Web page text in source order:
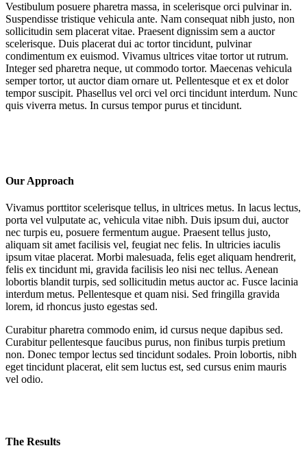
Vestibulum posuere pharetra massa, in scelerisque orci pulvinar in.
Suspendisse tristique vehicula ante. Nam consequat nibh justo, non
sollicitudin sem placerat vitae. Praesent dignissim sem a auctor
scelerisque. Duis placerat dui ac tortor tincidunt, pulvinar
condimentum ex euismod. Vivamus ultrices vitae tortor ut rutrum.
Integer sed pharetra neque, ut commodo tortor. Maecenas vehicula
semper tortor, ut auctor diam ornare ut. Pellentesque et ex et dolor
tempor suscipit. Phasellus vel orci vel orci tincidunt interdum. Nunc
quis viverra metus. In cursus tempor purus et tincidunt.
Our Approach
Vivamus porttitor scelerisque tellus, in ultrices metus. In lacus lectus,
porta vel vulputate ac, vehicula vitae nibh. Duis ipsum dui, auctor
nec turpis eu, posuere fermentum augue. Praesent tellus justo,
aliquam sit amet facilisis vel, feugiat nec felis. In ultricies iaculis
ipsum vitae placerat. Morbi malesuada, felis eget aliquam hendrerit,
felis ex tincidunt mi, gravida facilisis leo nisi nec tellus. Aenean
lobortis blandit turpis, sed sollicitudin metus auctor ac. Fusce lacinia
interdum metus. Pellentesque et quam nisi. Sed fringilla gravida
lorem, id rhoncus justo egestas sed.
Curabitur pharetra commodo enim, id cursus neque dapibus sed.
Curabitur pellentesque faucibus purus, non finibus turpis pretium
non. Donec tempor lectus sed tincidunt sodales. Proin lobortis, nibh
eget tincidunt placerat, elit sem luctus est, sed cursus enim mauris
vel odio.
The Results